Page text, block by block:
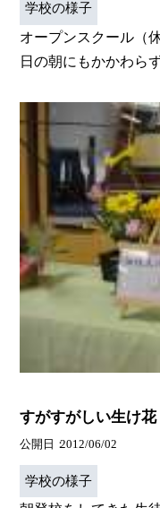
学校の様子
オープンスクール（
日の朝にもかかわら
すがすがしい生け花
公開日 2012/06/02
学校の様子